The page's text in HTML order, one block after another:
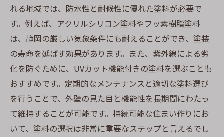
れる地域では、防水性と耐候性に優れた塗料が必要で
す。例えば、アクリルシリコン塗料やフッ素樹脂塗料
は、静岡の厳しい気象条件にも耐えることができ、塗装
の寿命を延ばす効果があります。また、紫外線による劣
化を防ぐために、UVカット機能付きの塗料を選ぶことも
おすすめです。定期的なメンテナンスと適切な塗料選び
を行うことで、外壁の見た目と機能性を長期間にわたっ
て維持することが可能です。持続可能な住まい作りにお
いて、塗料の選択は非常に重要なステップと言えるでし